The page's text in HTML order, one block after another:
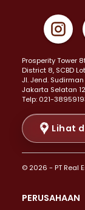
Properti Dijual
Properti Dijual
Properti Dijual di
Properti Dijual
Properti Dijual
Properti Dijual di
Properti Dijual di
Properti Dijual di
Properti Dijual
Properti
Properti Dijual di
Prosperity Tower
District 8, SCBD
JI. Jend.
Jakarta Selatan
Telp: 021-
Lihat
© 2026 - PT Real
PERUSAHAAN